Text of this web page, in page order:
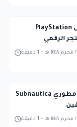
سوني تعلن نهاية أقراص PlayStation
الرقمي
1 دقيقة - هـ
كرافتون تحل نزاعها مع مطوري Subnautica
1 دقيقة - هـ